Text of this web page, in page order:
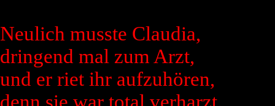
Neulich musste Claudia,
dringend mal zum Arzt,
und er riet ihr aufzuhören,
denn sie war total verharzt.